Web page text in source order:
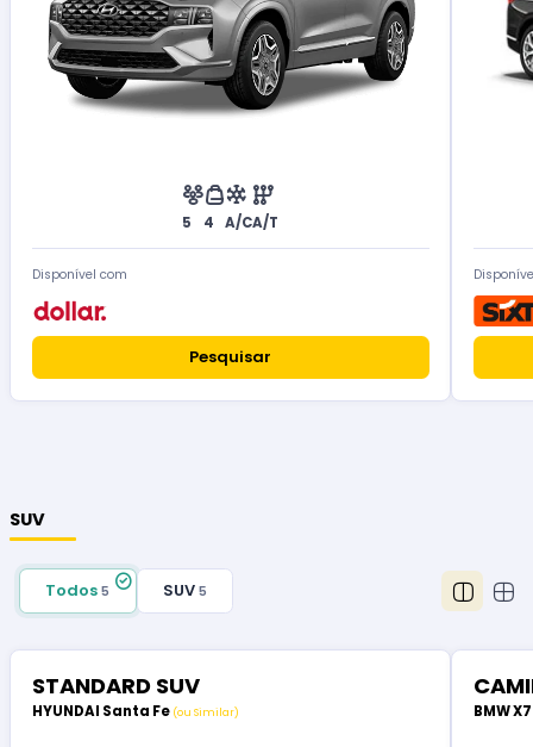
5 4 A/CA/T
Disponível com
Pesquisar
SUV
Todos5 SUV 5
STANDARD SUV
HYUNDAI Santa Fe (ou Similar) BMW